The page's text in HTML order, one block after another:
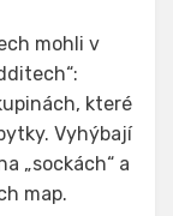
mohli v
které
Vyhýbají
„sockách“ a
map.